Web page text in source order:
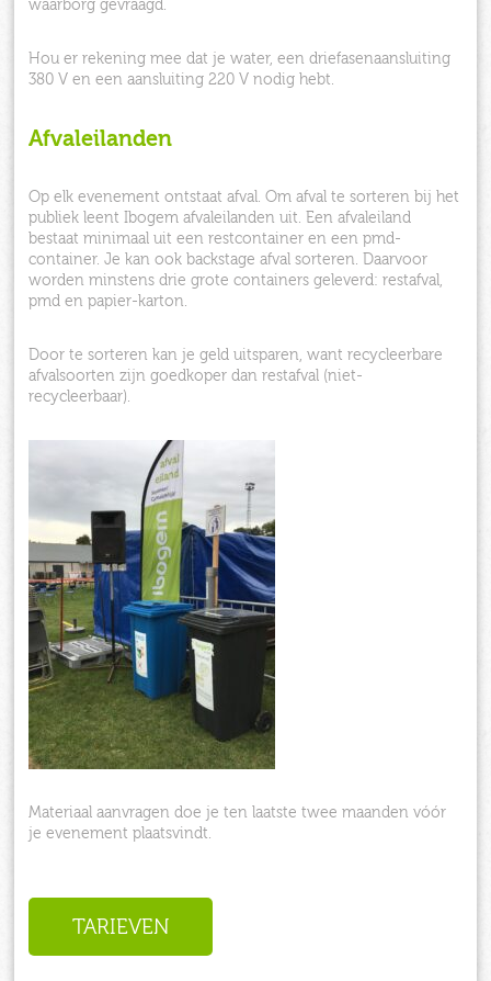
waarborg gevraagd.
Hou er rekening mee dat je water, een driefasenaansluiting
380 V en een aansluiting 220 V nodig hebt.
Afvaleilanden
Op elk evenement ontstaat afval. Om afval te sorteren bij het
publiek leent Ibogem afvaleilanden uit. Een afvaleiland
bestaat minimaal uit een restcontainer en een pmd-
container. Je kan ook backstage afval sorteren. Daarvoor
worden minstens drie grote containers geleverd: restafval,
pmd en papier-karton.
Door te sorteren kan je geld uitsparen, want recycleerbare
afvalsoorten zijn goedkoper dan restafval (niet-
recycleerbaar).
Materiaal aanvragen doe je ten laatste twee maanden vóór
je evenement plaatsvindt.
TARIEVEN